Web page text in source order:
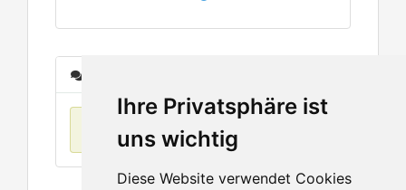
Ihre Privatsphäre ist
uns wichtig
Diese Website verwendet Cookies
Keine Einträge